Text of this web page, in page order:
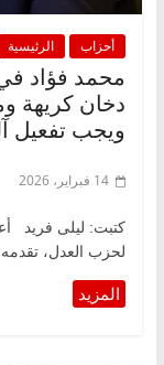
أحزاب الرئيسية
محمد فؤاد
دخان كريهة
ويجب تفعيل
14 فبراير، 2026
كتبت: ليلى فريد
لحزب العدل،